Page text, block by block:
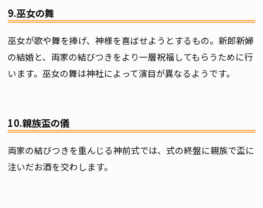
9.巫女の舞
巫女が歌や舞を捧げ、神様を喜ばせようとするもの。新郎新婦
の結婚と、両家の結びつきをより一層祝福してもらうために行
います。巫女の舞は神社によって演目が異なるようです。
10.親族盃の儀
両家の結びつきを重んじる神前式では、式の終盤に親族で盃に
注いだお酒を交わします。